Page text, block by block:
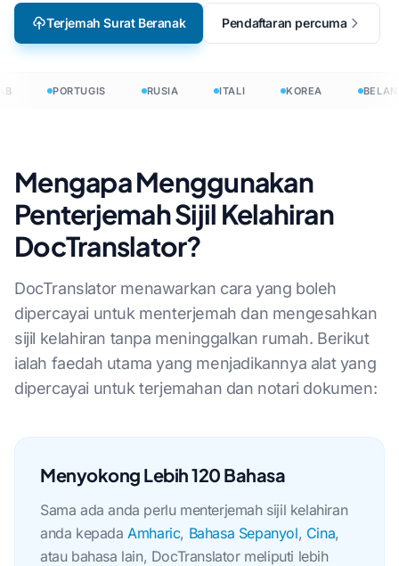
Terjemah Surat Beranak Pendaftaran percuma
PORTUGIS RUSIA ITALI KOREA
Mengapa Menggunakan
Penterjemah Sijil Kelahiran
DocTranslator?
DocTranslator menawarkan cara yang boleh
dipercayai untuk menterjemah dan mengesahkan
sijil kelahiran tanpa meninggalkan rumah. Berikut
ialah faedah utama yang menjadikannya alat yang
dipercayai untuk terjemahan dan notari dokumen:
Menyokong Lebih 120 Bahasa
Sama ada anda perlu menterjemah sijil kelahiran
anda kepadaAmharic, Bahasa Sepanyol, Cina,
atau bahasa lain, DocTranslator meliputi lebih